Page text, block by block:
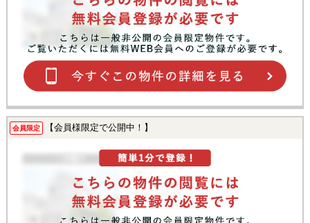
会員限定 【会員様限定で公開中！】